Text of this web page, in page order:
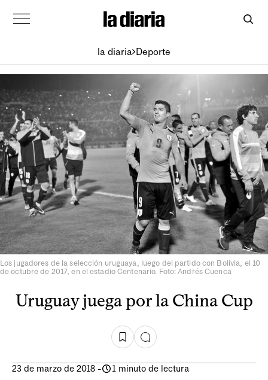
la diaria Deporte
Los jugadores de la selección uruguaya, luego del partido con Bolivia, el 10
de octubre de 2017, en el estadio Centenario. Foto: Andrés Cuenca
Uruguay juega por la China Cup
23 de marzo de 2018 - 1 minuto de lectura